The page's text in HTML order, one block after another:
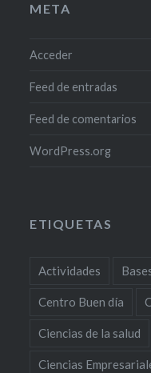
META
Acceder
Feed de entradas
Feed de comentarios
WordPress.org
ETIQUETAS
Actividades
Centro Buen día
Ciencias de la salud
Ciencias